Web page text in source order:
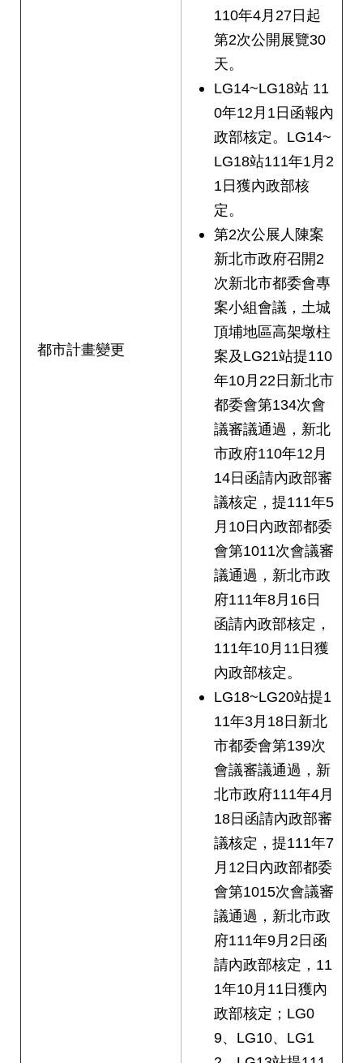
都市計畫變更
110年4月27日起
第2次公開展覽30
天。
LG14~LG18站 11
0年12月1日函報內
政部核定。LG14~
LG18站111年1月2
1日獲內政部核
定。
第2次公展人陳案
新北市政府召開2
次新北市都委會專
案小組會議，土城
頂埔地區高架墩柱
案及LG21站提110
年10月22日新北市
都委會第134次會
議審議通過，新北
市政府110年12月
14日函請內政部審
議核定，提111年5
月10日內政部都委
會第1011次會議審
議通過，新北市政
府111年8月16日
函請內政部核定，
111年10月11日獲
內政部核定。
LG18~LG20站提1
11年3月18日新北
市都委會第139次
會議審議通過，新
北市政府111年4月
18日函請內政部審
議核定，提111年7
月12日內政部都委
會第1015次會議審
議通過，新北市政
府111年9月2日函
請內政部核定，11
1年10月11日獲內
政部核定；LG0
9、LG10、LG1